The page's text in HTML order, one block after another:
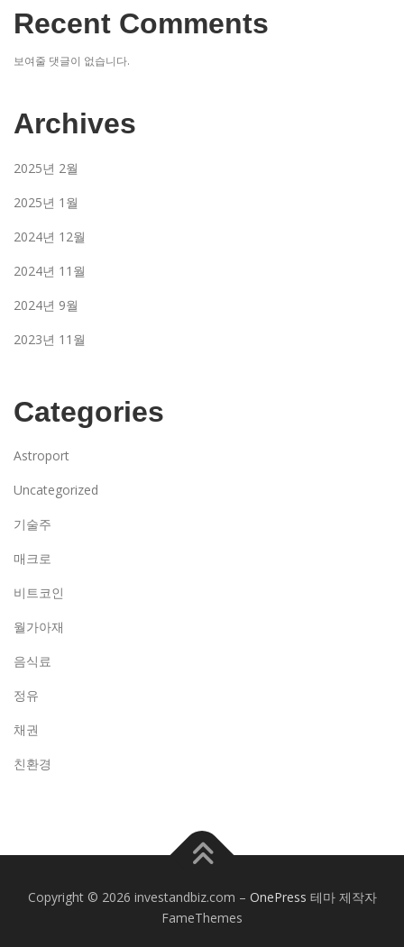
Recent Comments
보여줄 댓글이 없습니다.
Archives
2025년 2월
2025년 1월
2024년 12월
2024년 11월
2024년 9월
2023년 11월
Categories
Astroport
Uncategorized
기술주
매크로
비트코인
월가아재
음식료
정유
채권
친환경
Copyright © 2026 investandbiz.com – OnePress 테마 제작자
FameThemes